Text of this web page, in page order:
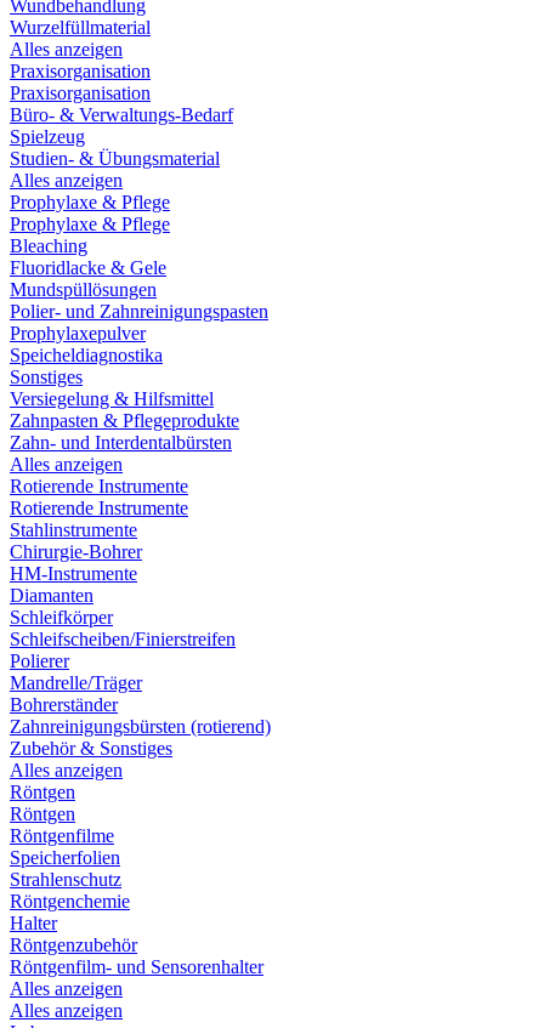
Wundbehandlung
Wurzelfüllmaterial
Alles anzeigen
Praxisorganisation
Praxisorganisation
Büro- & Verwaltungs-Bedarf
Spielzeug
Studien- & Übungsmaterial
Alles anzeigen
Prophylaxe & Pflege
Prophylaxe & Pflege
Bleaching
Fluoridlacke & Gele
Mundspüllösungen
Polier- und Zahnreinigungspasten
Prophylaxepulver
Speicheldiagnostika
Sonstiges
Versiegelung & Hilfsmittel
Zahnpasten & Pflegeprodukte
Zahn- und Interdentalbürsten
Alles anzeigen
Rotierende Instrumente
Rotierende Instrumente
Stahlinstrumente
Chirurgie-Bohrer
HM-Instrumente
Diamanten
Schleifkörper
Schleifscheiben/Finierstreifen
Polierer
Mandrelle/Träger
Bohrerständer
Zahnreinigungsbürsten (rotierend)
Zubehör & Sonstiges
Alles anzeigen
Röntgen
Röntgen
Röntgenfilme
Speicherfolien
Strahlenschutz
Röntgenchemie
Halter
Röntgenzubehör
Röntgenfilm- und Sensorenhalter
Alles anzeigen
Alles anzeigen